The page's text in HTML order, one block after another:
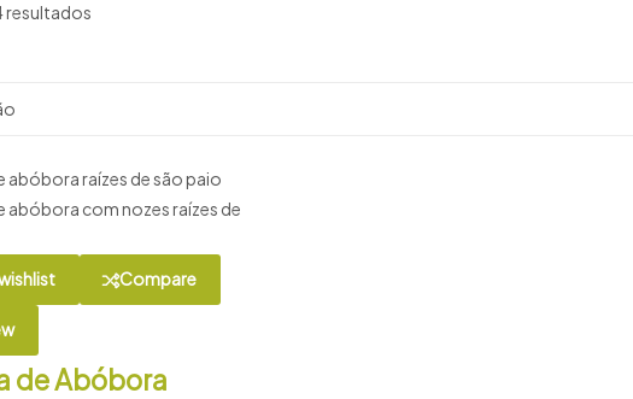
resultados
Compare
de Abóbora